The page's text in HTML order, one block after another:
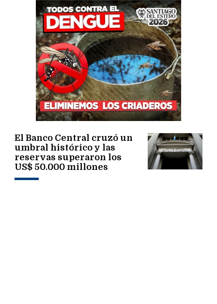
El Banco Central cruzó un
umbral histórico y las
reservas superaron los
US$ 50.000 millones